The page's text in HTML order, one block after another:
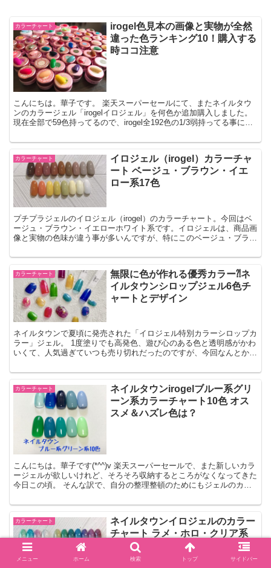
カラーチャート
irogel色見本の画像と実物が全然
違った色ランキング10！購入する
時ココ注意
こんにちは。華子です。 楽天スーパーセールにて、またネイルタウ
ンのカラージェル「irogelイロジェル」を何色か追加購入しました。
現在全部で59色持ってるので、irogel全192色の1/3弱持ってる事にな
カラーチャート
イロジェル（irogel）カラーチャ
ート ベージュ・ブラウン・イエ
ロー系17色
プチプラジェルのイロジェル（irogel）のカラーチャート。今回はベ
ージュ・ブラウン・イエローホワイト系です。イロジェルは、商品画
像と実物の色味が違う事が多いんですが、特にこのベージュ・ブラウ
た色になるよう撮影しています。
カラーチャート
無限に色が作れる優秀カラー⁈ネ
イルタウンシロップジェル6色チ
ャートとデザイン
ネイルタウンで夏頃に発売された「イロジェル特別カラーシロップカ
ラー」ジェル。 1度塗りでも高発色、遊び心のある色と透明感がかわ
いくて、人気過ぎていつも売り切れだったのですが、今回なんとかゲ
カラーチャート
ネイルタウンirogelブルー系グリ
ーン系カラーチャート10色 オス
スメ＆ハズレ色は？
こんにちは。華子です(*^^)v 楽天スーパーセールで、また新しいカラ
ージェルが欲しいけれど、そろそろ収納するところがなくなってきた
今日この頃。 そんな訳で、自分の整理整頓のためにもジェルのカラ
カラーチャート
ネイルタウンイロジェルのカラー
チャート ラメ・ホロ・クリア系
20色
メニュー ホーム 検索 トップ サイドバー